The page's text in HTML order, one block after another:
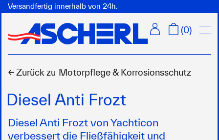
Versandfertig innerhalb von 24h.
(0)
← Zurück zu Motorpflege & Korrosionsschutz
Diesel Anti Frozt
Diesel Anti Frozt von Yachticon
verbessert die Fließfähigkeit und